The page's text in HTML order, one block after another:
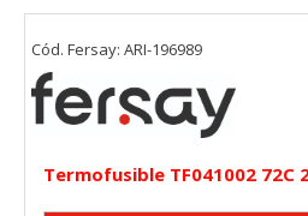
Termofusible TF041002 72C
Cód. Fersay: ARI-196989